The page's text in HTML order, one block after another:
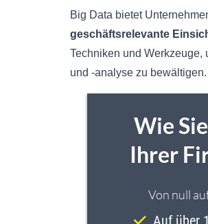
Big Data bietet
geschäftsrelevante
Techniken und
und -analyse zu bewältigen.